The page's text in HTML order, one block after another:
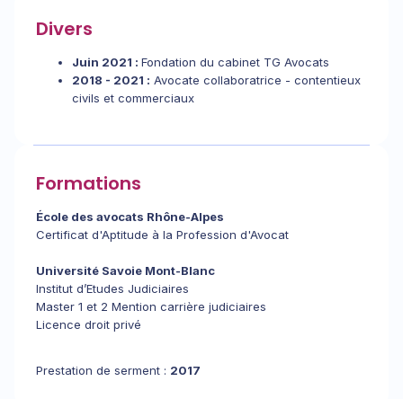
Divers
Juin 2021 : Fondation du cabinet TG Avocats
2018 - 2021 : Avocate collaboratrice - contentieux
civils et commerciaux
Formations
École des avocats Rhône-Alpes
Certificat d'Aptitude à la Profession d'Avocat
Université Savoie Mont-Blanc
Institut d’Etudes Judiciaires
Master 1 et 2 Mention carrière judiciaires
Licence droit privé
Prestation de serment : 2017